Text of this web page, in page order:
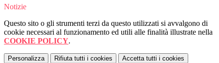
Notizie
Questo sito o gli strumenti terzi da questo utilizzati si avvalgono di
cookie necessari al funzionamento ed utili alle finalità illustrate nella
COOKIE POLICY.
Personalizza Rifiuta tutti i cookies Accetta tutti i cookies